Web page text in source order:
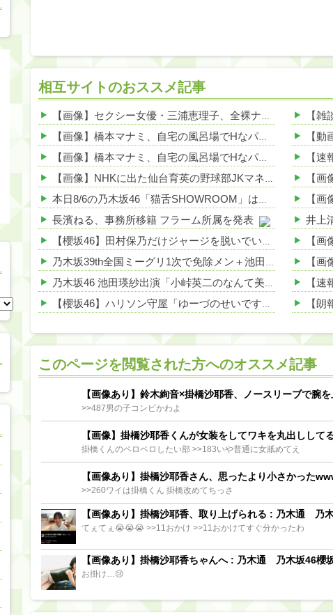
相互サイトのおススメ記事
【画像】セクシー女優・三浦恵理子、全裸ナマ乳がHすぎる 他
【画像】橋本マナミ、自宅の風呂場でHなパンティ姿を見せつける 他
【画像】橋本マナミ、自宅の風呂場でHなパンティ姿を見せつける 他
【画像】NHKに出た仙台育英の野球部JKマネージャー、ガチで可愛いぞ 他
本日8/6の乃木坂46「猫舌SHOWROOM」は筒井あやめ＆鈴木佑捺
長濱ねる、事務所移籍 フラーム所属を発表
【櫻坂46】田村保乃だけジャージを脱いでいた理由
乃木坂39th全国ミーグリ1次で免除メン＋池田・一ノ瀬・井上・川﨑・菅原・中西が全完売
乃木坂46 池田瑛紗出演「小峠英二のなんて美だ！」テーマ：徳川家康【2025.8.5 24:00〜 TOKYO MX】
【櫻坂46】ハリソン守屋「ゆーづのせいです」【ラヴィット!】
【日向坂46】この月、何かあるのか！？『お願いバッハ！』ミーグリ日程がこちら
Powered by livedoor 相互RSS
【
【
このページを閲覧された方へのオススメ記事
【画像あり】鈴木絢音×掛橋沙耶香、ノースリーブで腕
>>487男の子コンビかわよ
【画像】掛橋沙耶香くんが女装をしてワキを丸出しして
掛橋くんのペロペロしたい部 >>183いや普通に女舐めてえ
【画像あり】掛橋沙耶香さん、思ったより小さかった
>>260ワイは掛橋くん 掛橋改めてちっさ
【画像あり】掛橋沙耶香、取り上げられる : 乃木通 乃
てぇてぇ😭😭😭 >>11おかけ >>11おかけてすぐ分かったわ
【画像あり】掛橋沙耶香ちゃんへ : 乃木通 乃木坂46櫻
お掛け…😢